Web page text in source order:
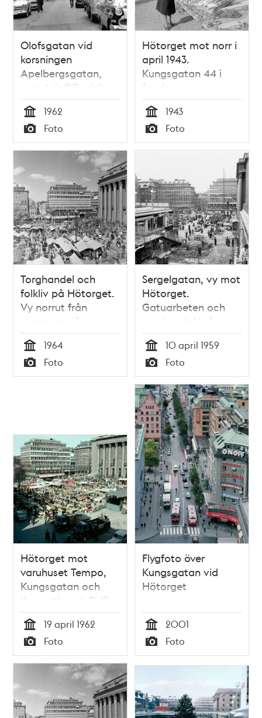
Olofsgatan vid
korsningen
Apelbergsgatan,
mot Adolf Fredriks
kyrka
Tid
1962
Typ
Foto
Hötorget mot norr i
april 1943.
Kungsgatan 44 i
fonden
Tid
1943
Typ
Foto
Torghandel och
folkliv på Hötorget.
Vy norrut från
terrassen på
Hötorget 1-3
Tid
1964
Typ
Foto
Sergelgatan, vy mot
Hötorget.
Gatuarbeten och
torghandel två
dagar innan
invigningen av den
första färdigbyggda
hötorgsskrapan
Tid
10 april 1959
Typ
Foto
Hötorget mot
varuhuset Tempo,
Kungsgatan och
Konserthuset. PUBs
lastbilar i
förgrunden
Tid
19 april 1962
Typ
Foto
Flygfoto över
Kungsgatan vid
Hötorget
Tid
2001
Typ
Foto